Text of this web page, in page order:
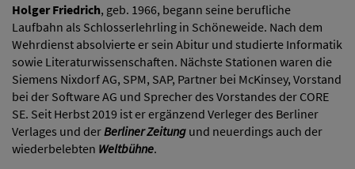
Holger Friedrich, geb. 1966, begann seine berufliche
Laufbahn als Schlosserlehrling in Schöneweide. Nach dem
Wehrdienst absolvierte er sein Abitur und studierte Informatik
sowie Literaturwissenschaften. Nächste Stationen waren die
Siemens Nixdorf AG, SPM, SAP, Partner bei McKinsey, Vorstand
bei der Software AG und Sprecher des Vorstandes der CORE
SE. Seit Herbst 2019 ist er ergänzend Verleger des Berliner
Verlages und derBerliner Zeitung und neuerdings auch der
wiederbelebten Weltbühne.